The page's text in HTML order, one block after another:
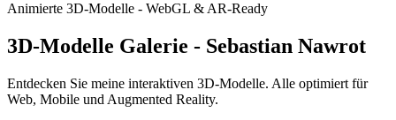
Animierte 3D-Modelle - WebGL & AR-Ready
3D-Modelle Galerie - Sebastian Nawrot
Entdecken Sie meine interaktiven 3D-Modelle. Alle optimiert für
Web, Mobile und Augmented Reality.